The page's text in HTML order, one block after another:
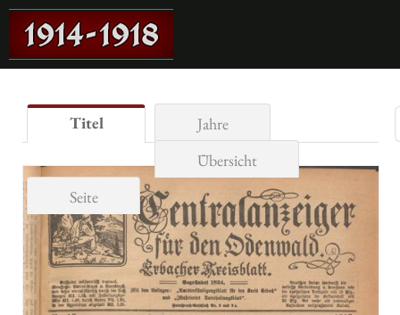
Titel
Jahre
Übersicht
Seite